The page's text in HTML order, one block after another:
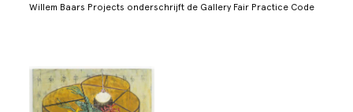
Willem Baars Projects onderschrijft de Gallery Fair Practice Code